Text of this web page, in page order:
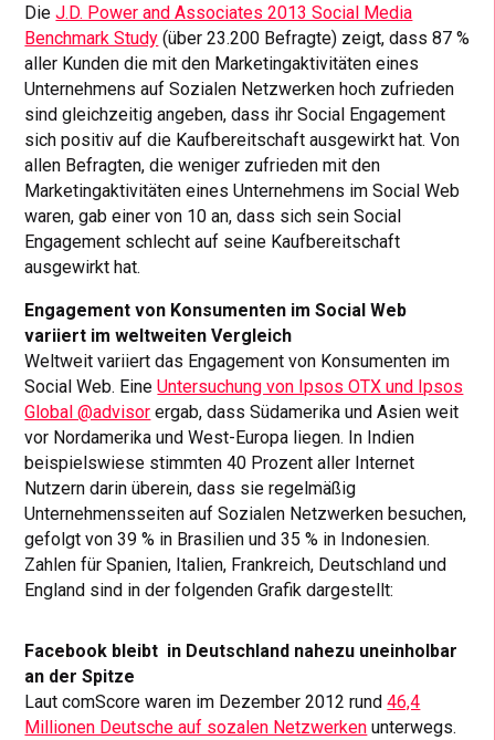
DieJ.D. Power and Associates 2013 Social Media
Benchmark Study (über 23.200 Befragte) zeigt, dass 87 %
aller Kunden die mit den Marketingaktivitäten eines
Unternehmens auf Sozialen Netzwerken hoch zufrieden
sind gleichzeitig angeben, dass ihr Social Engagement
sich positiv auf die Kaufbereitschaft ausgewirkt hat. Von
allen Befragten, die weniger zufrieden mit den
Marketingaktivitäten eines Unternehmens im Social Web
waren, gab einer von 10 an, dass sich sein Social
Engagement schlecht auf seine Kaufbereitschaft
ausgewirkt hat.
Engagement von Konsumenten im Social Web
variiert im weltweiten Vergleich
Weltweit variiert das Engagement von Konsumenten im
Social Web. EineUntersuchung von Ipsos OTX und Ipsos
Global @advisor ergab, dass Südamerika und Asien weit
vor Nordamerika und West-Europa liegen. In Indien
beispielswiese stimmten 40 Prozent aller Internet
Nutzern darin überein, dass sie regelmäßig
Unternehmensseiten auf Sozialen Netzwerken besuchen,
gefolgt von 39 % in Brasilien und 35 % in Indonesien.
Zahlen für Spanien, Italien, Frankreich, Deutschland und
England sind in der folgenden Grafik dargestellt:
Facebook bleibt in Deutschland nahezu uneinholbar
an der Spitze
Laut comScore waren im Dezember 2012 rund46,4
Millionen Deutsche auf sozalen Netzwerken unterwegs.